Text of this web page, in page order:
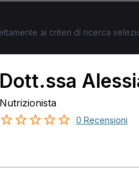
ai criteri di ricerca
Nutrizionista
0 Recensioni